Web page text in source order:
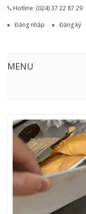
Hotline: (024) 37 22 87 29
Đăng nhập
Đăng ký
MENU